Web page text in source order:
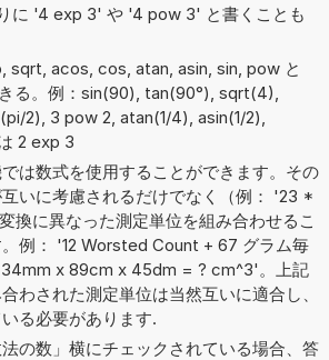
に '4 exp 3' や '4 pow 3' と書くことも
sqrt, acos, cos, atan, asin, sin, pow と
る。例：sin(90), tan(90°), sqrt(4),
2), 3 pow 2, atan(1/4), asin(1/2),
2 exp 3
は数式を使用することができます。その
いに考慮されるだけでなく（例： '23 *
換に異なった測定単位を組み合わせるこ
例： '12 Worsted Count + 67 グラム毎
x 89cm x 45dm = ? cm^3'。上記
わされた測定単位は当然互いに適合し、
る必要があります.
法の数」横にチェックされている場合、答